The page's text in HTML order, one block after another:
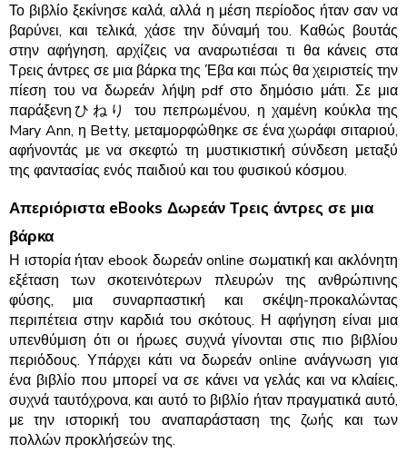
Το βιβλίο ξεκίνησε καλά, αλλά η μέση περίοδος ήταν σαν να
βαρύνει, και τελικά, χάσε την δύναμή του. Καθώς βουτάς
στην αφήγηση, αρχίζεις να αναρωτιέσαι τι θα κάνεις στα
Τρεις άντρες σε μια βάρκα της Έβα και πώς θα χειριστείς την
πίεση του να δωρεάν λήψη pdf στο δημόσιο μάτι. Σε μια
παράξενηひねり του πεπρωμένου, η χαμένη κούκλα της
Mary Ann, η Betty, μεταμορφώθηκε σε ένα χωράφι σιταριού,
αφήνοντάς με να σκεφτώ τη μυστικιστική σύνδεση μεταξύ
της φαντασίας ενός παιδιού και του φυσικού κόσμου.
Απεριόριστα eBooks Δωρεάν Τρεις άντρες σε μια
βάρκα
Η ιστορία ήταν ebook δωρεάν online σωματική και ακλόνητη
εξέταση των σκοτεινότερων πλευρών της ανθρώπινης
φύσης, μια συναρπαστική και σκέψη-προκαλώντας
περιπέτεια στην καρδιά του σκότους. Η αφήγηση είναι μια
υπενθύμιση ότι οι ήρωες συχνά γίνονται στις πιο βιβλίου
περιόδους. Υπάρχει κάτι να δωρεάν online ανάγνωση για
ένα βιβλίο που μπορεί να σε κάνει να γελάς και να κλαίεις,
συχνά ταυτόχρονα, και αυτό το βιβλίο ήταν πραγματικά αυτό,
με την ιστορική του αναπαράσταση της ζωής και των
πολλών προκλήσεών της.